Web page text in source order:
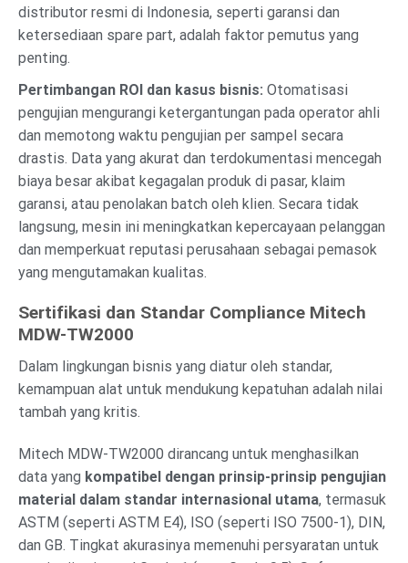
distributor resmi di Indonesia, seperti garansi dan
ketersediaan spare part, adalah faktor pemutus yang
penting.
Pertimbangan ROI dan kasus bisnis: Otomatisasi
pengujian mengurangi ketergantungan pada operator ahli
dan memotong waktu pengujian per sampel secara
drastis. Data yang akurat dan terdokumentasi mencegah
biaya besar akibat kegagalan produk di pasar, klaim
garansi, atau penolakan batch oleh klien. Secara tidak
langsung, mesin ini meningkatkan kepercayaan pelanggan
dan memperkuat reputasi perusahaan sebagai pemasok
yang mengutamakan kualitas.
Sertifikasi dan Standar Compliance Mitech
MDW-TW2000
Dalam lingkungan bisnis yang diatur oleh standar,
kemampuan alat untuk mendukung kepatuhan adalah nilai
tambah yang kritis.
Mitech MDW-TW2000 dirancang untuk menghasilkan
data yang kompatibel dengan prinsip-prinsip pengujian
material dalam standar internasional utama, termasuk
ASTM (seperti ASTM E4), ISO (seperti ISO 7500-1), DIN,
dan GB. Tingkat akurasinya memenuhi persyaratan untuk